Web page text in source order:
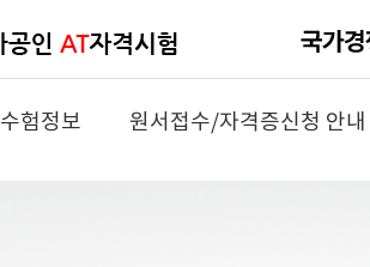
수험정보 원서접수/자격증신청 안내